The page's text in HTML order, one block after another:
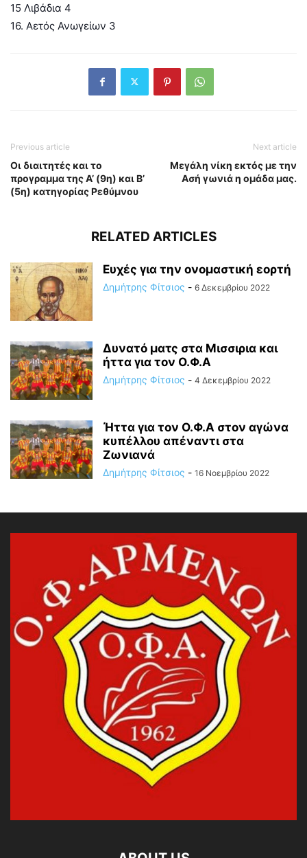
15 Λιβάδια 4
16. Αετός Ανωγείων 3
Previous article
Οι διαιτητές και το
προγραμμα της Α’ (9η) και Β’
(5η) κατηγορίας Ρεθύμνου
Next article
Μεγάλη νίκη εκτός με την
Ασή γωνιά η ομάδα μας.
RELATED ARTICLES
Ευχές για την ονομαστική εορτή
Δημήτρης Φίτσιος - 6 Δεκεμβρίου 2022
Δυνατό ματς στα Μισσιρια και
ήττα για τον Ο.Φ.Α
Δημήτρης Φίτσιος - 4 Δεκεμβρίου 2022
Ήττα για τον Ο.Φ.Α στον αγώνα
κυπέλλου απέναντι στα
Ζωνιανά
Δημήτρης Φίτσιος - 16 Νοεμβρίου 2022